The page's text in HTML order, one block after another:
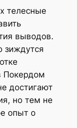
телесные
выводов.
зиждутся
Покердом
достигают
но тем не
опыт о